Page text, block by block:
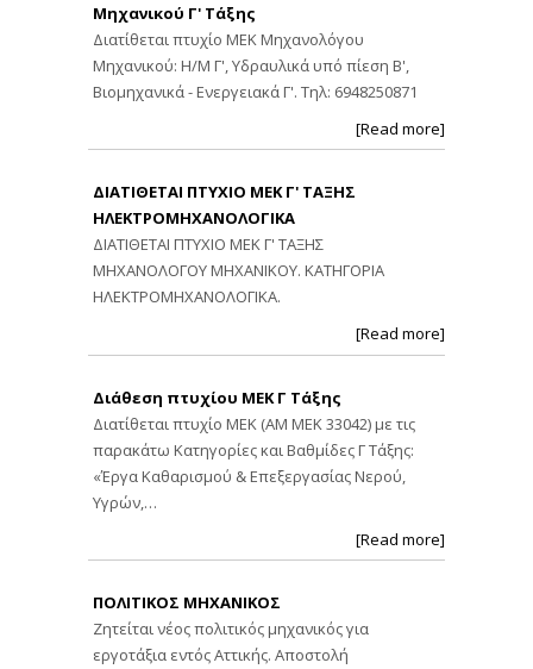
Μηχανικού Γ' Τάξης
Διατίθεται πτυχίο ΜΕΚ Μηχανολόγου
Μηχανικού: Η/Μ Γ', Υδραυλικά υπό πίεση Β',
Βιομηχανικά - Ενεργειακά Γ'. Τηλ: 6948250871
[Read more]
ΔΙΑΤΙΘΕΤΑΙ ΠΤΥΧΙΟ ΜΕΚ Γ' ΤΑΞΗΣ
ΗΛΕΚΤΡΟΜΗΧΑΝΟΛΟΓΙΚΑ
ΔΙΑΤΙΘΕΤΑΙ ΠΤΥΧΙΟ ΜΕΚ Γ' ΤΑΞΗΣ
ΜΗΧΑΝΟΛΟΓΟΥ ΜΗΧΑΝΙΚΟΥ. ΚΑΤΗΓΟΡΙΑ
ΗΛΕΚΤΡΟΜΗΧΑΝΟΛΟΓΙΚΑ.
[Read more]
Διάθεση πτυχίου ΜΕΚ Γ Τάξης
Διατίθεται πτυχίο ΜΕΚ (ΑΜ ΜΕΚ 33042) με τις
παρακάτω Κατηγορίες και Βαθμίδες Γ Τάξης:
«Έργα Καθαρισμού & Επεξεργασίας Νερού,
Υγρών,…
[Read more]
ΠΟΛΙΤΙΚΟΣ ΜΗΧΑΝΙΚΟΣ
Ζητείται νέος πολιτικός μηχανικός για
εργοτάξια εντός Αττικής. Αποστολή